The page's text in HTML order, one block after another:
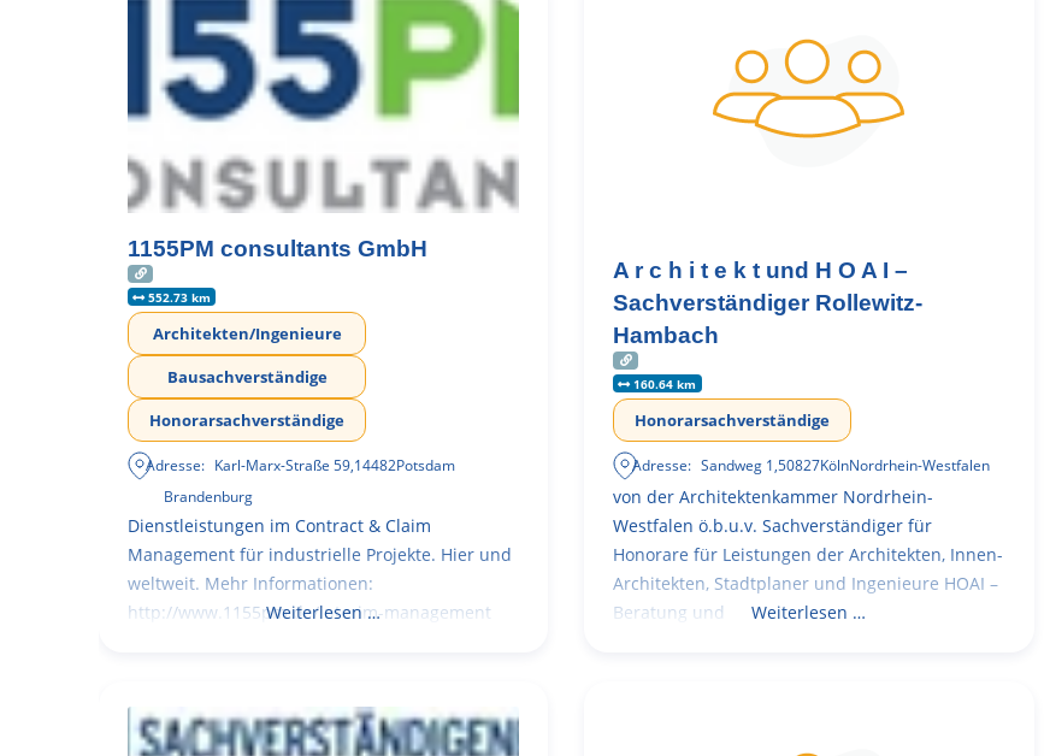
1155PM consultants GmbH
552.73 km
Architekten/Ingenieure
Bausachverständige
Honorarsachverständige
Adresse: Karl-Marx-Straße 59,14482Potsdam
Brandenburg
Dienstleistungen im Contract & Claim
Management für industrielle Projekte. Hier und
weltweit. Mehr Informationen:
http://www.1155pm.de/interim-management
Weiterlesen …
A r c h i t e k t und H O A I –
Sachverständiger Rollewitz-
Hambach
160.64 km
Honorarsachverständige
Adresse: Sandweg 1,50827KölnNordrhein-Westfalen
von der Architektenkammer Nordrhein-
Westfalen ö.b.u.v. Sachverständiger für
Honorare für Leistungen der Architekten, Innen-
Architekten, Stadtplaner und Ingenieure HOAI –
Beratung und
Weiterlesen …